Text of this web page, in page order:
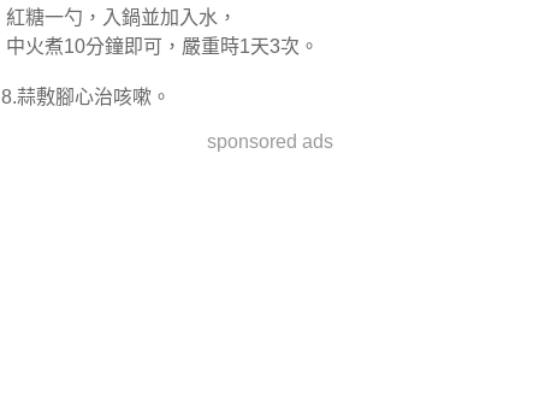
紅糖一勺，入鍋並加入水，
中火煮10分鐘即可，嚴重時1天3次。
8.蒜敷腳心治咳嗽。
sponsored ads